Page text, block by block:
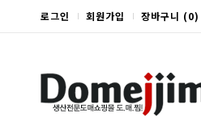
로그인 회원가입 장바구니 (0)